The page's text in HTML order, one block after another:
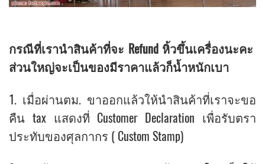
กรณีที่เรานำสินค้าที่จะ Refund หิ้วขึ้นเครื่องนะคะ
ส่วนใหญ่จะเป็นของมีราคาแล้วก็น้ำหนักเบา
1. เมื่อผ่านตม. ขาออกแล้วให้นำสินค้าที่เราจะขอ
คืน tax แสดงที่ Customer Declaration เพื่อรับตรา
ประทับของศุลกากร ( Custom Stamp)